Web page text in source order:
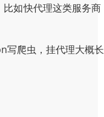
如快代理这类服务
写爬虫，挂代理大概